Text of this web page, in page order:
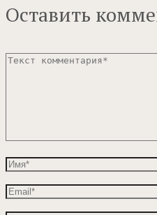
Оставить